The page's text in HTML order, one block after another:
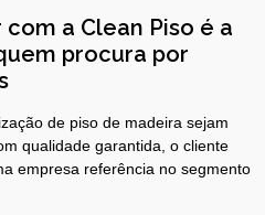
a Clean Piso é a
procura por
de piso de madeira sejam
qualidade garantida, o cliente
empresa referência no segmento